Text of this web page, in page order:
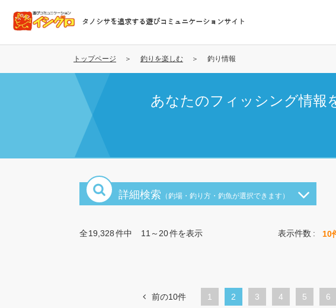
コ
テ
タノシサを追求する遊びコミュニケーションサイト
トップページ 釣りを楽しむ 釣り情報
あなたのフィッシング情報
詳細検索 （釣場・釣り方・釣魚が選択できます）
全19,328件中 11～20件を表示 表示件数 10
前の10件 1
カ
2
ペ
3
ペ
4
ペ
5
ペ
6